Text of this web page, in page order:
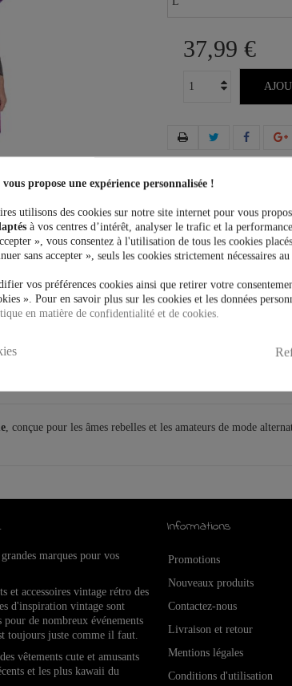
37,99 €
Plus que
, conçue pour les âmes rebelles et les amateurs de mode
marques pour vos
et accessoires vintage rétro des
d'inspiration vintage sont
pour de nombreux événements
toujours juste comme il faut.
vêtements cute et amusants
et les plus kawaii du
Informations
Promotions
Nouveaux produits
Contactez-nous
Livraison et retour
Mentions légales
Conditions d'utilisation
propose une expérience personnalisée !
utilisons des cookies sur notre site internet pour vous
à vos centres d’intérêt, analyser le trafic et la
», vous consentez à l'utilisation de tous les cookies
sans accepter », seuls les cookies strictement nécessaires
vos préférences cookies ainsi que retirer votre
». Pour en savoir plus sur les cookies et les données
en matière de confidentialité et de cookies.